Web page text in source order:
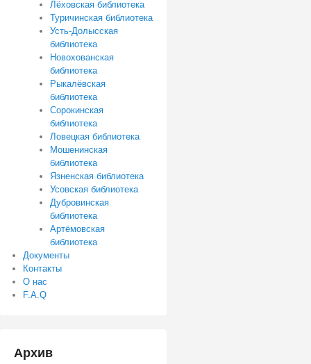
Лёховская библиотека
Туричинская библиотека
Усть-Долысская
библиотека
Новохованская
библиотека
Рыкалёвская
библиотека
Сорокинская
библиотека
Ловецкая библиотека
Мошенинская
библиотека
Язненская библиотека
Усовская библиотека
Дубровинская
библиотека
Артёмовская
библиотека
Документы
Контакты
О нас
F.A.Q
Архив